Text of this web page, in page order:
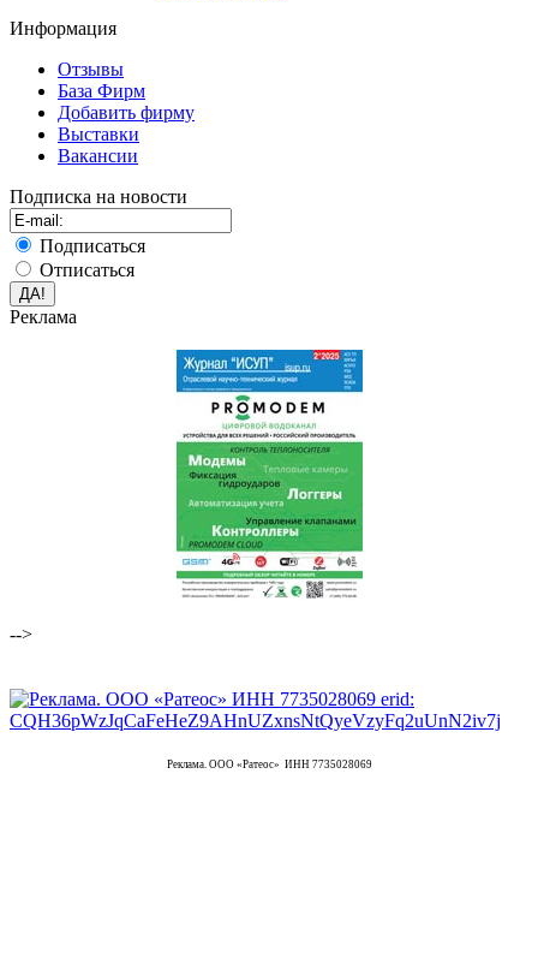
Информация
Отзывы
База Фирм
Добавить фирму
Выставки
Вакансии
Подписка на новости
Подписаться
Отписаться
Реклама
-->
Реклама. ООО «Ратеос» ИНН 7735028069